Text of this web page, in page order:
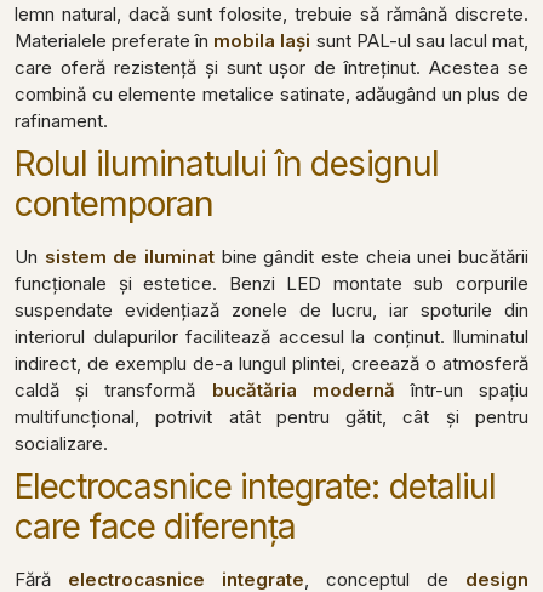
lemn natural, dacă sunt folosite, trebuie să rămână discrete.
Materialele preferate în mobila Iași sunt PAL-ul sau lacul mat,
care oferă rezistență și sunt ușor de întreținut. Acestea se
combină cu elemente metalice satinate, adăugând un plus de
rafinament.
Rolul iluminatului în designul
contemporan
Un sistem de iluminat bine gândit este cheia unei bucătării
funcționale și estetice. Benzi LED montate sub corpurile
suspendate evidențiază zonele de lucru, iar spoturile din
interiorul dulapurilor facilitează accesul la conținut. Iluminatul
indirect, de exemplu de-a lungul plintei, creează o atmosferă
caldă și transformă bucătăria modernă într-un spațiu
multifuncțional, potrivit atât pentru gătit, cât și pentru
socializare.
Electrocasnice integrate: detaliul
care face diferența
Fără electrocasnice integrate , conceptul de design